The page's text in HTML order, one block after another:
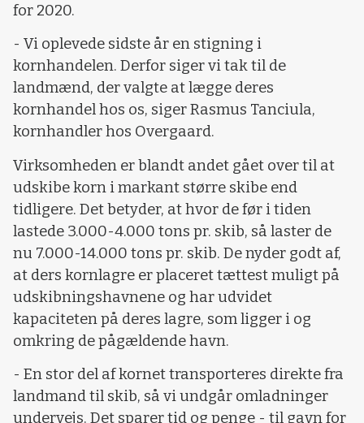
for 2020.
- Vi oplevede sidste år en stigning i
kornhandelen. Derfor siger vi tak til de
landmænd, der valgte at lægge deres
kornhandel hos os, siger Rasmus Tanciula,
kornhandler hos Overgaard.
Virksomheden er blandt andet gået over til at
udskibe korn i markant større skibe end
tidligere. Det betyder, at hvor de før i tiden
lastede 3.000-4.000 tons pr. skib, så laster de
nu 7.000-14.000 tons pr. skib. De nyder godt af,
at ders kornlagre er placeret tættest muligt på
udskibningshavnene og har udvidet
kapaciteten på deres lagre, som ligger i og
omkring de pågældende havn.
- En stor del af kornet transporteres direkte fra
landmand til skib, så vi undgår omladninger
undervejs. Det sparer tid og penge - til gavn for